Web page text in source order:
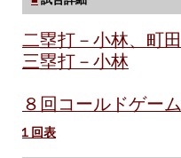
二塁打－小林、町田
三塁打－小林
８回コールドゲーム
１回表